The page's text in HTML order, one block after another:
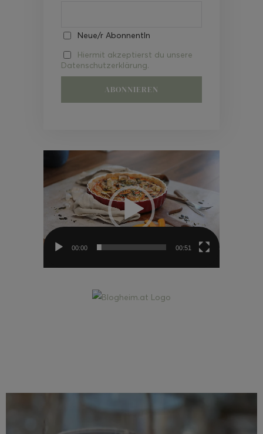
Neue/r AbonnentIn
Hiermit akzeptierst du unsere
Datenschutzerklärung.
Video-
00:00 00:51